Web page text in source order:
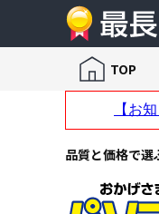
品質と価格で選
TOP